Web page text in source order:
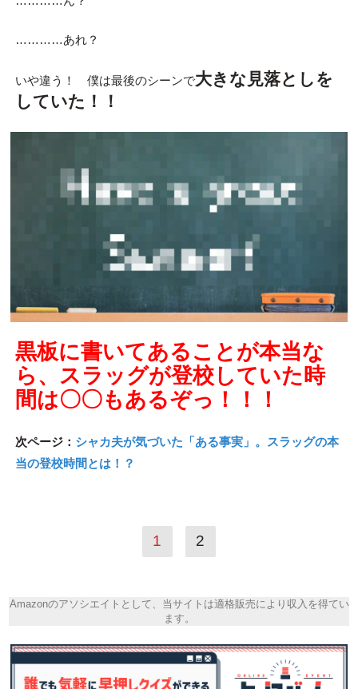
…………あれ？
いや違う！ 僕は最後のシーンで大きな見落としを
していた！！
黒板に書いてあることが本当な
ら、スラッグが登校していた時
間は〇〇もあるぞっ！！！
次ページ： シャカ夫が気づいた「ある事実」。スラッグの本
当の登校時間とは！？
1 2
Amazonのアソシエイトとして、当サイトは適格販売により収入を得てい
ます。